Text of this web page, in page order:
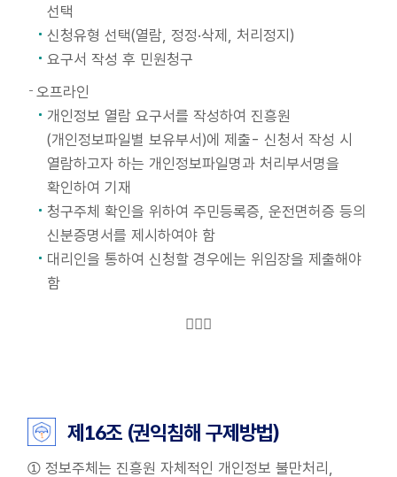
선택
신청유형 선택(열람, 정정·삭제, 처리정지)
요구서 작성 후 민원청구
오프라인
개인정보 열람 요구서를 작성하여 진흥원
(개인정보파일별 보유부서)에 제출- 신청서 작성 시
열람하고자 하는 개인정보파일명과 처리부서명을
확인하여 기재
청구주체 확인을 위하여 주민등록증, 운전면허증 등의
신분증명서를 제시하여야 함
대리인을 통하여 신청할 경우에는 위임장을 제출해야
함
청구 주체 확인 및 개인정보 열람 범위 확인
개인정보 열람 제한사항 확인
열람결정통지(허용/제한/연기)
제16조 (권익침해 구제방법)
① 정보주체는 진흥원 자체적인 개인정보 불만처리,